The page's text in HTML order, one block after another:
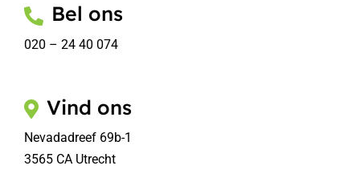
Contact
Bel ons
020 – 24 40 074
Vind ons
Nevadadreef 69b-1
3565 CA Utrecht